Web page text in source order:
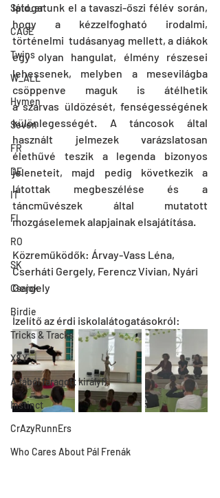
Spid_er
CAGE
Twins
W_ALL
Hymen
Seven
FR
DE
IT
FI
RO
SK
Csajok
Birdie
Tricks & Tracks
X&Y
A fából faragott királyfi
Instinct
CrAzyRunnErs
Who Cares About Pál Frenák
látogatunk el a tavaszi-őszi félév során,
hogy a kézzelfogható irodalmi,
történelmi  tudásanyag mellett, a diákok
egy olyan hangulat, élmény részesei
lehessenek, melyben a mesevilágba
csöppenve maguk is átélhetik
a szarvas üldözését, fenségességének
különlegességét. A táncosok által
használt jelmezek varázslatosan
élethűvé teszik a legenda bizonyos
jeleneteit, majd pedig következik a
látottak megbeszélése és a
táncművészek által mutatott
mozgáselemek alapjainak elsajátítása.
Közreműködők: Árvay-Vass Léna,
Cserháti Gergely, Ferencz Vivian, Nyári
Gergely
Ízelítő az érdi iskolalátogatásokról: